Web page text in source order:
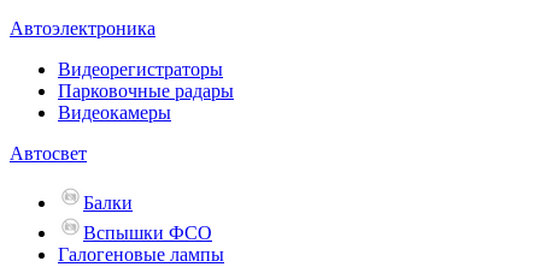
Автоэлектроника
Видеорегистраторы
Парковочные радары
Видеокамеры
Автосвет
Балки
Вспышки ФСО
Галогеновые лампы